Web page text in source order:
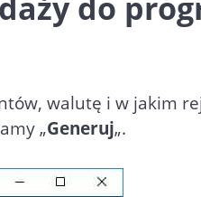
do
walutę i w jakim
„Generuj„.